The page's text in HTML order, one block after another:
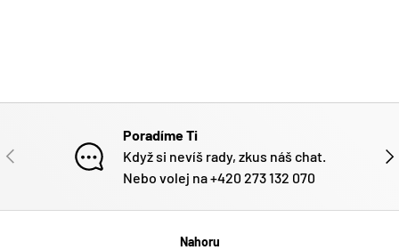
PŘEDCHOZÍ
Poradíme Ti
Když si nevíš rady, zkus náš chat.
Nebo volej na +420 273 132 070
Nahoru